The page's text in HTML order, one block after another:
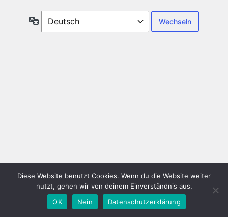
Sprache
Diese Website benutzt Cookies. Wenn du die Website weiter
nutzt, gehen wir von deinem Einverständnis aus.
OK
Nein Datenschutzerklärung